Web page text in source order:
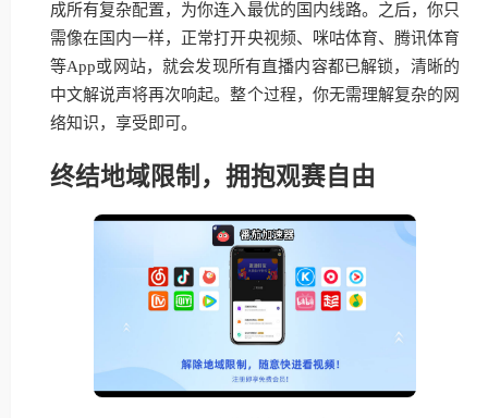
成所有复杂配置，为你连入最优的国内线路。之后，你只
需像在国内一样，正常打开央视频、咪咕体育、腾讯体育
等App或网站，就会发现所有直播内容都已解锁，清晰的
中文解说声将再次响起。整个过程，你无需理解复杂的网
络知识，享受即可。
终结地域限制，拥抱观赛自由